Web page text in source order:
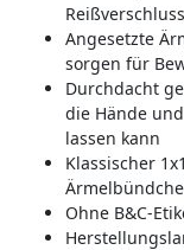
Reißverschluss
Angesetzte
sorgen für
Durchdacht
die Hände
lassen kann
Klassischer
Ohne B&C-